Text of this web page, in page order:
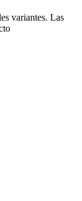
variantes. Las